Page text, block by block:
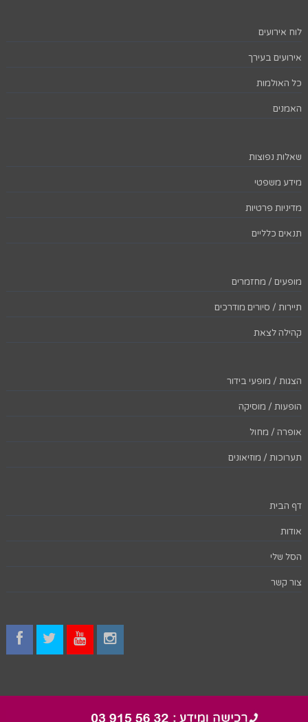
לוח אירועים
אירועים בעירך
כל האולמות
האמנים
שאלות נפוצות
מידע משפטי
מדיניות פרטיות
תנאים כלליים
מופעים / מחזמרים
תיירות / סיורים מודרכים
קהילה לצאת
הצגות / מופעי בידור
הופעות / מוסיקה
אופרה / מחול
תערוכות / מוזיאונים
דף הבית
אודות
הסל שלי
צור קשר